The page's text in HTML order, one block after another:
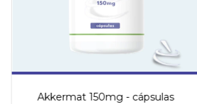
Akkermat 150mg - cápsulas